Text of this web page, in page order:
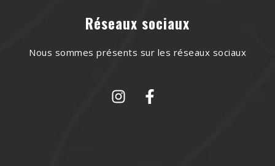
Réseaux sociaux
Nous sommes présents sur les réseaux sociaux